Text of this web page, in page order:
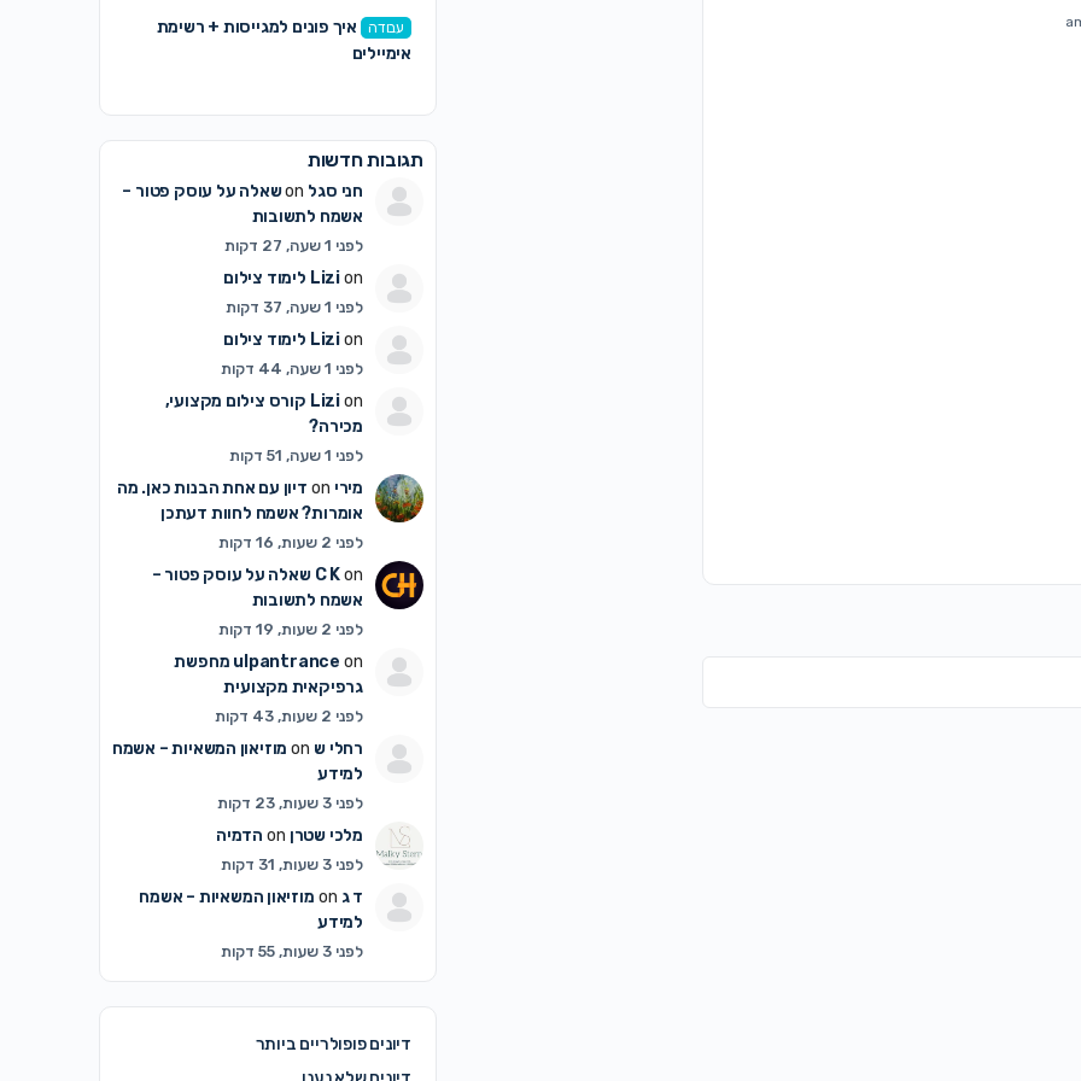
עבודה
איך פונים למגייסות + רשימת
אימיילים
תגובות חדשות
חני סגל
שאלה על עוסק פטור –
אשמח לתשובות
לפני 1 שעה, 27 דקות
Lizion לימוד צילום
לפני 1 שעה, 37 דקות
Lizion לימוד צילום
לפני 1 שעה, 44 דקות
Lizion
קורס צילום מקצועי,
מכירה?
לפני 1 שעה, 51 דקות
מירי
דיון עם אחת הבנות כאן. מה
אומרות? אשמח לחוות דעתכן
לפני 2 שעות, 16 דקות
C Kon
שאלה על עוסק פטור –
אשמח לתשובות
לפני 2 שעות, 19 דקות
ulpantrance on
מחפשת
גרפיקאית מקצועית
לפני 2 שעות, 43 דקות
רחלי ש
מוזיאון המשאיות – אשמח
למידע
לפני 3 שעות, 23 דקות
מלכי שטרן הדמיה
לפני 3 שעות, 31 דקות
ד ג
מוזיאון המשאיות – אשמח
למידע
לפני 3 שעות, 55 דקות
דיונים פופולריים ביותר